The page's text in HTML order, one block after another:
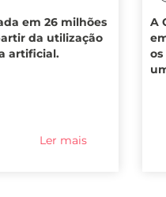
em 26 milhões
da utilização
artificial.
Ler mais
A